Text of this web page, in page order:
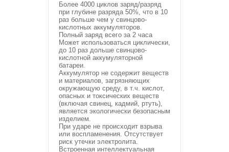
Более 4000 циклов заряд/разряд
при глубине разряда 50%, что в 10
раз больше чем у свинцово-
кислотных аккумуляторов.
Полный заряд всего за 2 часа
Может использоваться циклически,
до 10 раз дольше свинцово-
кислотной аккумуляторной
батареи.
Аккумулятор не содержит веществ
и материалов, загрязняющих
окружающую среду, в т.ч. кислот,
опасных и токсических веществ
(включая свинец, кадмий, ртуть),
является экологически безопасным
изделием.
При ударе не происходит взрыва
или воспламенения. Отсутствует
риск утечки электролита.
Встроенная интеллектуальная